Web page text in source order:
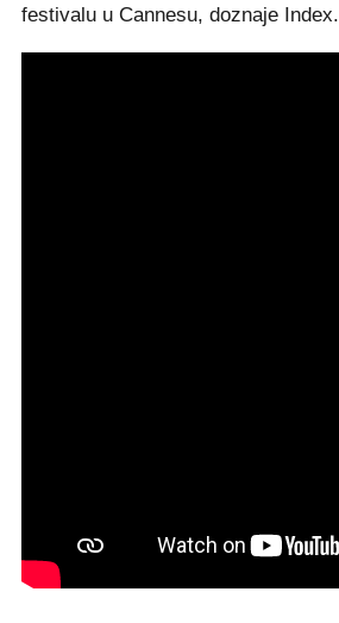
festivalu u Cannesu, doznaje Index.